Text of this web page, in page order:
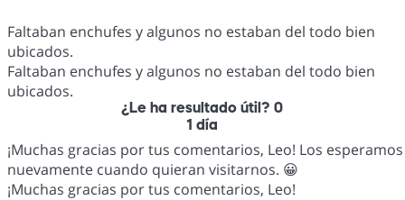
Faltaban enchufes y algunos no estaban del todo bien
ubicados.
Faltaban enchufes y algunos no estaban del todo bien
ubicados.
¿Le ha resultado útil? 0
1 día
¡Muchas gracias por tus comentarios, Leo! Los esperamos
nuevamente cuando quieran visitarnos. 😀
¡Muchas gracias por tus comentarios, Leo!